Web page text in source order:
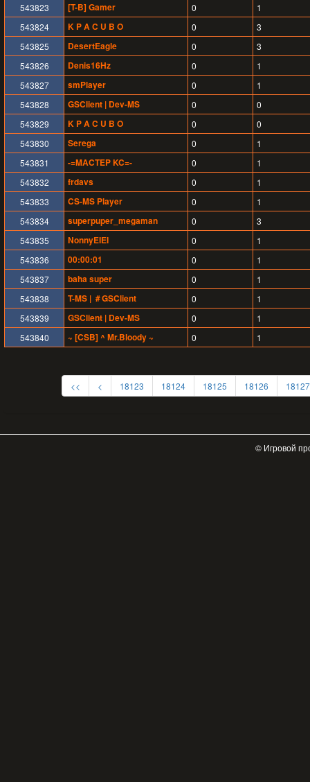
543823
[T-B] Gamer 0
1
543824
K P A C U B O 0
3
543825
DesertEagle 0
3
543826
Denis16Hz 0
1
543827
smPlayer 0
1
543828
GSClient | Dev-MS 0
0
543829
K P A C U B O 0
0
543830
Serega 0
1
543831
-=MACTEP KC=- 0
1
543832
frdavs 0
1
543833
CS-MS Player 0
1
543834
superpuper_megaman 0
3
543835
NonnyEIEI 0
1
543836
00:00:01 0
1
543837
baha super 0
1
543838
T-MS | ＃GSClient 0
1
543839
GSClient | Dev-MS 0
1
543840
~ [CSB] ^ Mr.Bloody ~ 0 1
<< < 18123 18124 18125 18126 18127
© Игровой